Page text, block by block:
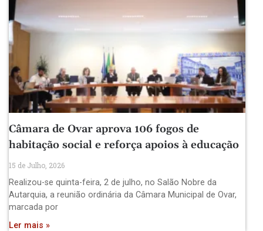
Câmara de Ovar aprova 106 fogos de
habitação social e reforça apoios à educação
15 de Julho, 2026
Realizou-se quinta-feira, 2 de julho, no Salão Nobre da
Autarquia, a reunião ordinária da Câmara Municipal de Ovar,
marcada por
Ler mais »